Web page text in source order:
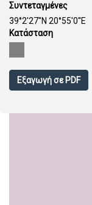
Συντεταγμένες
39°2'27''N 20°55'0''E
Κατάσταση
Εξαγωγή σε PDF